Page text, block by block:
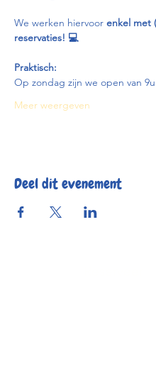
We werken hiervoor enkel met
reservaties! 💻
Praktisch:
Op zondag zijn we open van
Meer weergeven
Deel dit evenement